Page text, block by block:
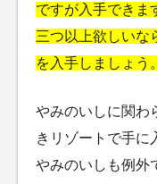
ですが入手できま
三つ以上欲しいな
を入手しましょう。
やみのいしに関わ
きリゾートで手に
やみのいしも例外